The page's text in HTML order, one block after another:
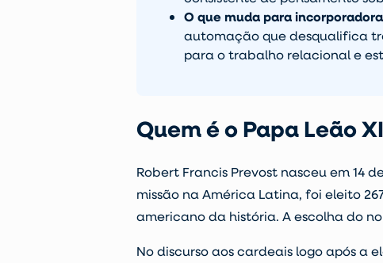
O que muda para
automação que desqualifica
para o trabalho relacional e
Quem é o Papa Leão
Robert Francis Prevost nasceu em 14
missão na América Latina, foi eleito
americano da história. A escolha do
No discurso aos cardeais logo após a